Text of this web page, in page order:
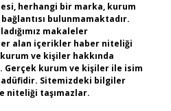
herhangi bir marka, kurum
bulunmamaktadır.
makaleler
alan içerikler haber niteliği
ve kişiler hakkında
Gerçek kurum ve kişiler ile isim
Sitemizdeki bilgiler
niteliği taşımazlar.